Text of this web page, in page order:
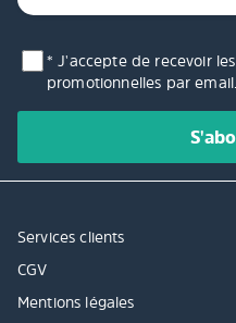
* J'accepte de recevoir
promotionnelles par email.
Services clients
CGV
Mentions légales